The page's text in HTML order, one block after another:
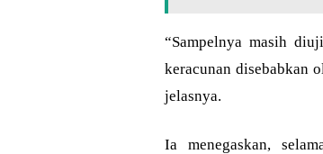
“Sampelnya masih
keracunan disebabkan
jelasnya.
Ia menegaskan,